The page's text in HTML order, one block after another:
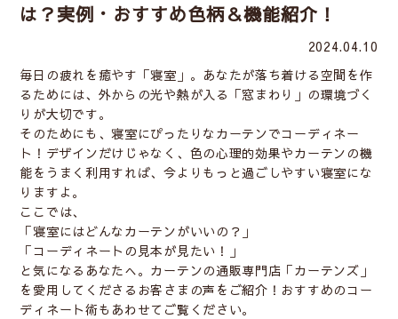
は？実例・おすすめ色柄＆機能紹介！
2024.04.10
毎日の疲れを癒やす「寝室」。あなたが落ち着ける空間を作
るためには、外からの光や熱が入る「窓まわり」の環境づく
りが大切です。
そのためにも、寝室にぴったりなカーテンでコーディネー
ト！デザインだけじゃなく、色の心理的効果やカーテンの機
能をうまく利用すれば、今よりもっと過ごしやすい寝室にな
りますよ。
ここでは、
「寝室にはどんなカーテンがいいの？ 」
「コーディネートの見本が見たい！
」
と気になるあなたへ。カーテンの通販専門店「カーテンズ」
を愛用してくださるお客さまの声をご紹介！おすすめのコー
ディネート術もあわせてご覧ください。